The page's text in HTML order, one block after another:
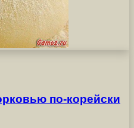
по-корейски